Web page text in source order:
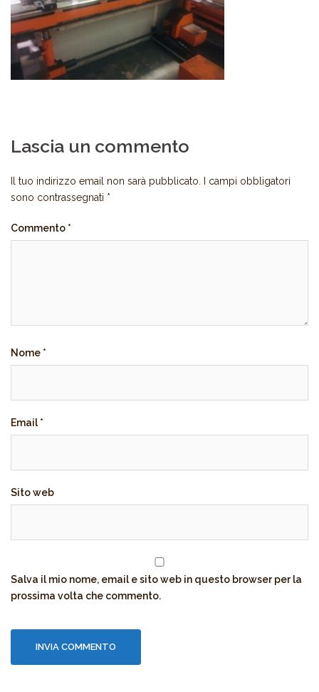
Lascia un commento
Il tuo indirizzo email non sarà pubblicato.
I campi obbligatori
sono contrassegnati *
Commento *
Nome *
Email*
Sito web
Salva il mio nome, email e sito web in questo browser per la
prossima volta che commento.